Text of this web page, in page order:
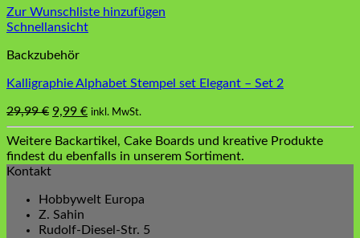
Zur Wunschliste hinzufügen
Schnellansicht
Backzubehör
Kalligraphie Alphabet Stempel set Elegant – Set 2
29,99€ Ursprünglicher
Preis
war:
29,99 €
9,99 €Aktueller
Preis
ist:
9,99 €.
inkl. MwSt.
Weitere Backartikel, Cake Boards und kreative Produkte
findest du ebenfalls in unserem Sortiment.
Kontakt
Hobbywelt Europa
Z. Sahin
Rudolf-Diesel-Str. 5